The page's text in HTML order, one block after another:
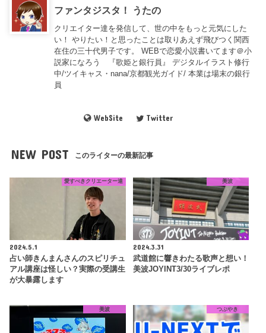
ファンタジスタ！ うたの
クリエイター達を発信して、世の中をもっと元気にした
い！ やりたい！と思ったことは取りあえず飛びつく関西
在住の三十代男子です。 WEBで恋愛小説書いてます＠小
説家になろう 『歌姫と銀行員』 デジタルイラスト修行
中/ツイキャス・nana/京都観光ガイド/ 本業は場末の銀行
員
WebSite Twitter
NEW POST このライターの最新記事
愛すべきクリエーター達
2024.5.1
占い師きんまんさんのスピリチュ
アル講座は怪しい？実際の受講生
が大暴露します
美波
2024.3.31
武道館に響きわたる歌声と想い！
美波JOYINT3/30ライブレポ
美波 つぶやき